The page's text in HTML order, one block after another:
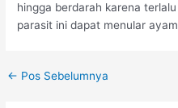
hingga berdarah karena
parasit ini dapat menular
Post
← Pos Sebelumnya